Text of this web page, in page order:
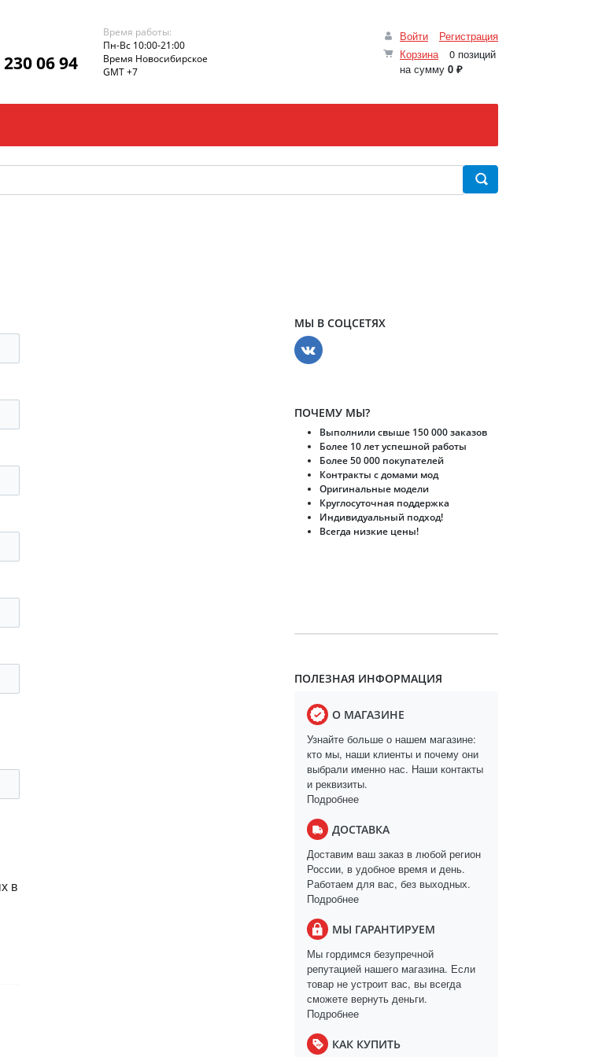
Войти
Регистрация
Корзина
0 позиций
на сумму 0 ₽
06 94
Время работы:
Пн-Вс 10:00-21:00
Время Новосибирское
GMT +7
в
МЫ В СОЦСЕТЯХ
ПОЧЕМУ МЫ?
Выполнили свыше 150 000 заказов
Более 10 лет успешной работы
Более 50 000 покупателей
Контракты с домами мод
Оригинальные модели
Круглосуточная поддержка
Индивидуальный подход!
Всегда низкие цены!
ПОЛЕЗНАЯ ИНФОРМАЦИЯ
О МАГАЗИНЕ
Узнайте больше о нашем магазине:
кто мы, наши клиенты и почему они
выбрали именно нас. Наши контакты
и реквизиты.
Подробнее
ДОСТАВКА
Доставим ваш заказ в любой регион
России, в удобное время и день.
Работаем для вас, без выходных.
Подробнее
МЫ ГАРАНТИРУЕМ
Мы гордимся безупречной
репутацией нашего магазина. Если
товар не устроит вас, вы всегда
сможете вернуть деньги.
Подробнее
КАК КУПИТЬ